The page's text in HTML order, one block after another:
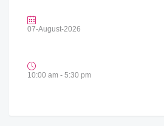
07-August-2026
10:00 am - 5:30 pm